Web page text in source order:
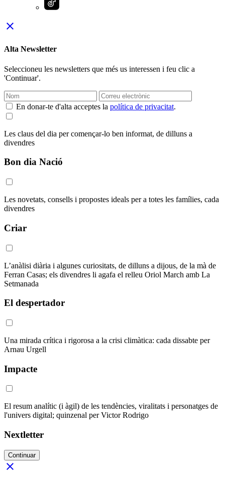
close
Alta Newsletter
Seleccioneu les newsletters que més us interessen i feu clic a
'Continuar'.
En donar-te d'alta acceptes la política de privacitat.
Les claus del dia per començar-lo ben informat, de dilluns a
divendres
Bon dia Nació
Les novetats, consells i propostes ideals per a totes les famílies, cada
divendres
Criar
L’anàlisi diària i algunes curiositats, de dilluns a dijous, de la mà de
Ferran Casas; els divendres li agafa el relleu Oriol March amb La
Setmanada
El despertador
Una mirada crítica i rigorosa a la crisi climàtica: cada dissabte per
Arnau Urgell
Impacte
El resum analític (i àgil) de les tendències, viralitats i personatges de
l'univers digital; quinzenal per Victor Rodrigo
Nextletter
Continuar
close